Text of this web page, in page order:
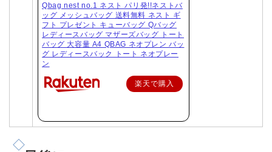
Qbag nest no.1 ネスト パリ発!!ネストバ
ッグ メッシュバッグ 送料無料 ネスト ギ
フト プレゼント キューバッグ Qバッグ
レディースバッグ マザーズバッグ トート
バッグ 大容量 A4 QBAG ネオプレン バッ
グ レディースバック トート ネオプレー
ン
楽天で購入